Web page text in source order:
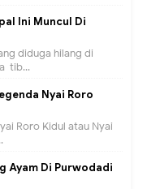
Ini Muncul Di
diduga hilang di
tib...
Nyai Roro
Roro Kidul atau Nyai
Ayam Di Purwodadi